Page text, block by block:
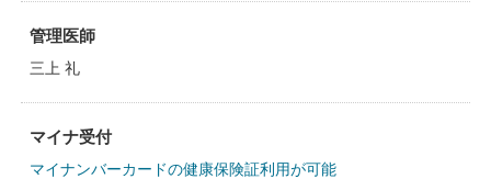
管理医師
三上 礼
マイナ受付
マイナンバーカードの健康保険証利用が可能